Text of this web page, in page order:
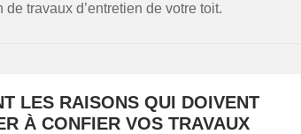
travaux d’entretien de votre toit.
LES RAISONS QUI DOIVENT
À CONFIER VOS TRAVAUX